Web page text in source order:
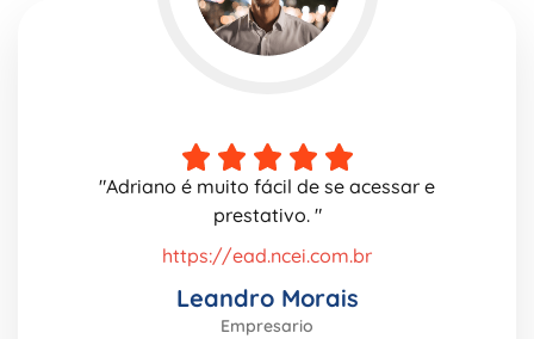
"Adriano é muito fácil de se acessar e
prestativo. "
https://ead.ncei.com.br
Leandro Morais
Empresario